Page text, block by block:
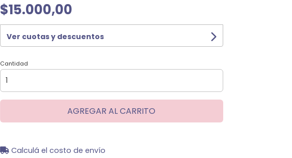
$15.000,00
Ver cuotas y descuentos
Cantidad
AGREGAR AL CARRITO
Calculá el costo de envío